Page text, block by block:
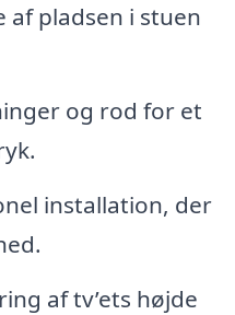
af pladsen i stuen
og rod for et
installation, der
af tv’ets højde